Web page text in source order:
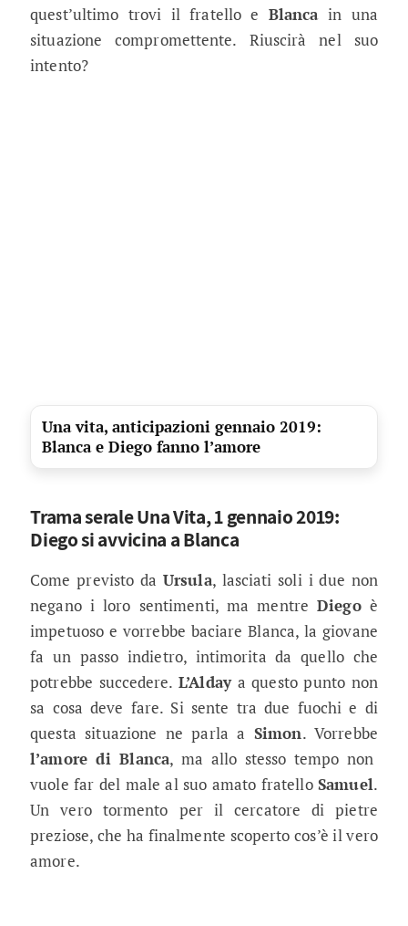
quest’ultimo trovi il fratello e Blancain una
situazione compromettente. Riuscirà nel suo
intento?
Una vita, anticipazioni gennaio 2019:
Blanca e Diego fanno l’amore
Trama serale Una Vita, 1 gennaio 2019:
Diego si avvicina a Blanca
Come previsto daUrsula, lasciati soli i due non
negano i loro sentimenti, ma mentreDiegoè
impetuoso e vorrebbe baciare Blanca, la giovane
fa un passo indietro, intimorita da quello che
potrebbe succedere.L’Aldaya questo punto non
sa cosa deve fare. Si sente tra due fuochi e di
questa situazione ne parla a Simon. Vorrebbe
l’amore di Blanca, ma allo stesso tempo non
vuole far del male al suo amato fratelloSamuel.
Un vero tormento per il cercatore di pietre
preziose, che ha finalmente scoperto cos’è il vero
amore.